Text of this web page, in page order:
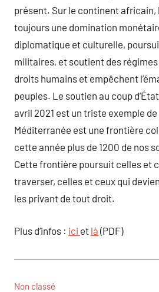
présent. Sur le continent africain,
toujours une domination
diplomatique et culturelle,
militaires, et soutient des
droits humains et empêchent
peuples. Le soutien au coup
avril 2021 est un triste exemple
Méditerranée est une frontière
cette année plus de 1200 de nos
Cette frontière poursuit celles et
traverser, celles et ceux qui
les privant de tout droit.
Plus d’infos : ici et là (PDF)
Non classé